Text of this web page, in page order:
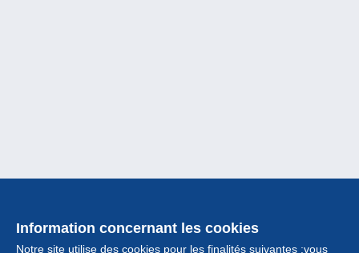
Information concernant les cookies
Notre site utilise des cookies pour les finalités suivantes :vous